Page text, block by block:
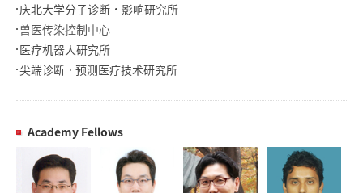
庆北大学分子诊断•影响研究所
兽医传染控制中心
医疗机器人研究所
尖端诊断ㆍ预测医疗技术研究所
Academy Fellows